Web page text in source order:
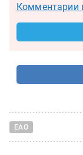
Комментарии
ЕАО